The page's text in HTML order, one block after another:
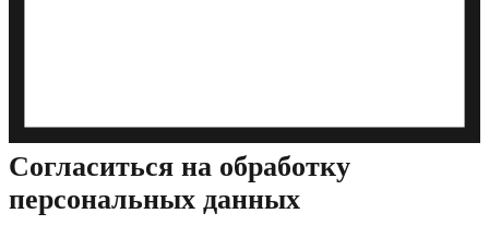
Cогласиться на обработку
персональных данных